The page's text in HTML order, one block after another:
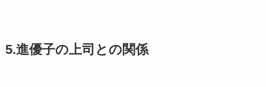
5.進優子の上司との関係